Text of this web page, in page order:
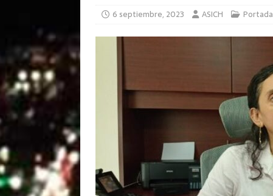
6 septiembre, 2023 ASICH Portada